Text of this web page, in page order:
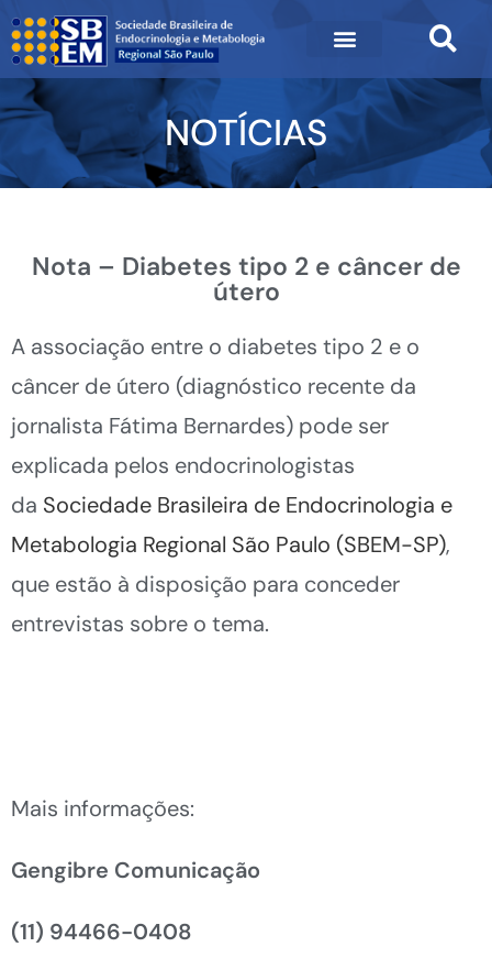
NOTÍCIAS
Nota – Diabetes tipo 2 e câncer de
útero
A associação entre o diabetes tipo 2 e o
câncer de útero (diagnóstico recente da
jornalista Fátima Bernardes) pode ser
explicada pelos endocrinologistas
da Sociedade Brasileira de Endocrinologia e
Metabologia Regional São Paulo (SBEM-SP),
que estão à disposição para conceder
entrevistas sobre o tema.
Mais informações:
Gengibre Comunicação
(11) 94466-0408